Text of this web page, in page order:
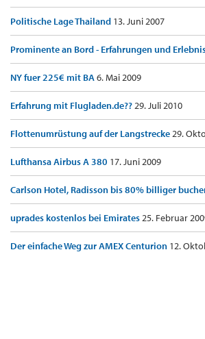
Politische Lage Thailand 13. Juni 2007
Prominente an Bord - Erfahrungen und
NY fuer 225€ mit BA6. Mai 2009
Erfahrung mit Flugladen.de??29. Juli 2010
Flottenumrüstung auf der Langstrecke29.
Lufthansa Airbus A 380 17. Juni 2009
Carlson Hotel, Radisson bis 80% billiger
uprades kostenlos bei Emirates25. Februar
Der einfache Weg zur AMEX Centurion 12.